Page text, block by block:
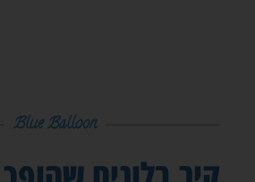
Blue Balloon